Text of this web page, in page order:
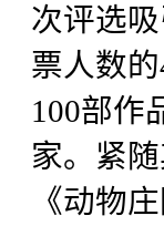
次评选
票人数
100部作
家。紧
《动物